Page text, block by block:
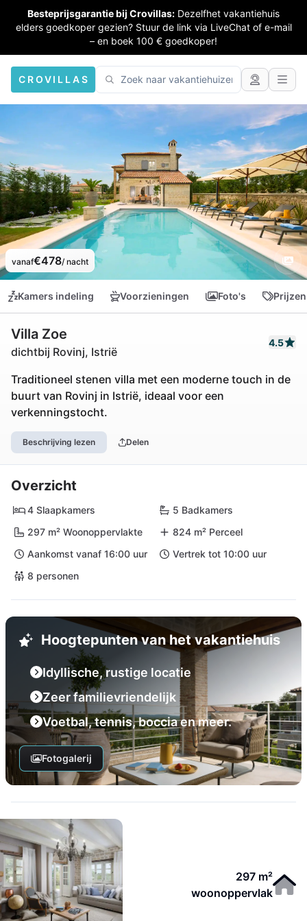
Besteprijsgarantie bij Crovillas: Dezelfhet vakantiehuis
elders goedkoper gezien? Stuur de link via LiveChat of e-mail
– en boek 100 € goedkoper!
CROVILLAS
vanaf€478/ nacht
Kamers indeling Voorzieningen Foto's
Villa Zoe
dichtbij Rovinj, Istrië
4.5
Traditioneel stenen villa met een moderne touch in de
buurt van Rovinj in Istrië, ideaal voor een
verkenningstocht.
Beschrijving lezen Delen
Overzicht
4 Slaapkamers
5 Badkamers
297 m² Woonoppervlakte
824 m² Perceel
Aankomst vanaf 16:00 uur
Vertrek tot 10:00 uur
8 personen
Hoogtepunten van het vakantiehuis
Idyllische, rustige locatie
Zeer familievriendelijk
Voetbal, tennis, boccia en meer.
Fotogalerij
297 m²
woonoppervlak